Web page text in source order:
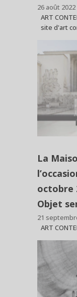
26 août 2022
ART
site d'art
La
octobre
Objet
21
ART